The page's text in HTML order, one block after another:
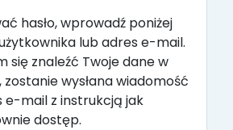
hasło, wprowadź poniżej
lub adres e-mail.
się znaleźć Twoje dane w
wysłana wiadomość
e-mail z instrukcją jak
dostęp.